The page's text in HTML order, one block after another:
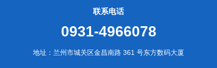
联系电话
0931-4966078
地址：兰州市城关区金昌南路 361 号东方数码大厦